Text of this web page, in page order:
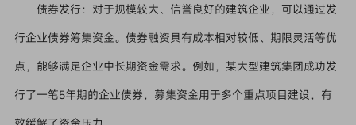
债券发行：对于规模较大、信誉良好的建筑企业，可以通过发
行企业债券筹集资金。债券融资具有成本相对较低、期限灵活等优
点，能够满足企业中长期资金需求。例如，某大型建筑集团成功发
行了一笔5年期的企业债券，募集资金用于多个重点项目建设，有